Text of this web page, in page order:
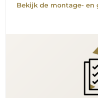
Bekijk de montage- en